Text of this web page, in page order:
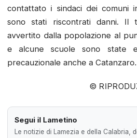
contattato i sindaci dei comuni
sono stati riscontrati danni. Il
avvertito dalla popolazione al
e alcune scuole sono state
precauzionale anche a Catanzaro.
©
Segui il Lametino
Le notizie di Lamezia e della Calabria,